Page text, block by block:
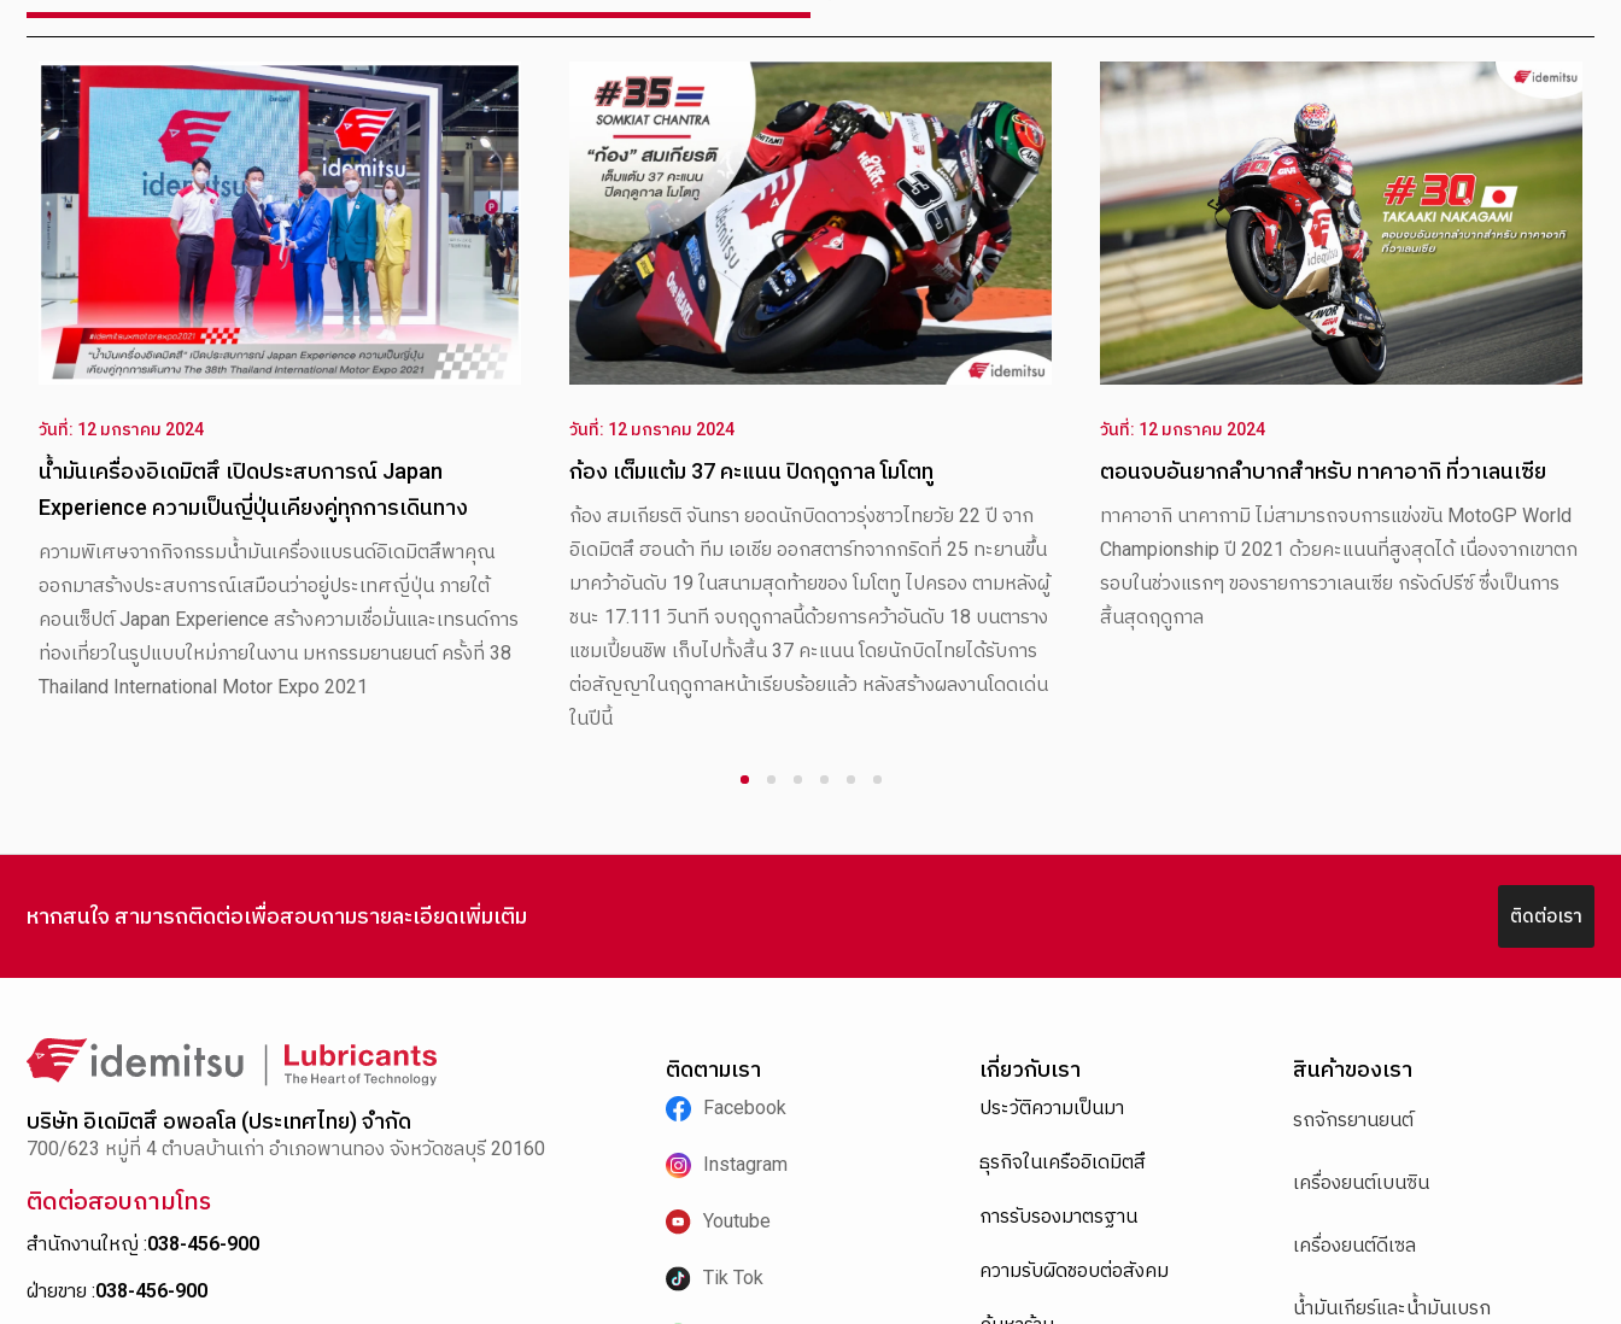
วันที่: 12 มกราคม 2024
ก้อง เต็มแต้ม 37 คะแนน ปิดฤดูกาล โมโตทู
ก้อง สมเกียรติ จันทรา ยอดนักบิดดาวรุ่งชาวไทยวัย 22 ปี จาก
อิเดมิตสึ ฮอนด้า ทีม เอเชีย ออกสตาร์ทจากกริดที่ 25 ทะยานขึ้น
มาคว้าอันดับ 19 ในสนามสุดท้ายของ โมโตทู ไปครอง ตามหลังผู้
ชนะ 17.111 วินาที จบฤดูกาลนี้ด้วยการคว้าอันดับ 18 บนตาราง
แชมเปี้ยนชิพ เก็บไปทั้งสิ้น 37 คะแนน โดยนักบิดไทยได้รับการ
ต่อสัญญาในฤดูกาลหน้าเรียบร้อยแล้ว หลังสร้างผลงานโดดเด่น
วันที่: 12 มกราคม 2024
ตอนจบอันยากลำบากสำหรับ ทาคาอากิ ที่วาเลนเซีย
ทาคาอากิ นาคากามิ ไม่สามารถจบการแข่งขัน MotoGP World
Championship ปี 2021 ด้วยคะแนนที่สูงสุดได้ เนื่องจากเขาตก
รอบในช่วงแรกๆ ของรายการวาเลนเซีย กรังด์ปรีซ์ ซึ่งเป็นการ
สิ้นสุดฤดูกาล
วันที่: 12 มกราคม 2024
ชีวิตบนเส้นด้าย – idemitsu My Way [EP.8] Season 4
อุบัติเหตุคือสิ่งที่ทุกคนภาวนาขออย่าให้เกิดขึ้น แต่คงเป็นไปได้
ยากบนถนนที่พิสูจน์การประลองความเร็ว
หากสนใจ สามารถติดต่อเพื่อสอบถามรายละเอียดเพิ่มเติม ติดต่อเรา
บริษัท อิเดมิตสึ อพอลโล (ประเทศไทย) จำกัด
700/623 หมู่ที่ 4 ตำบลบ้านเก่า อำเภอพานทอง จังหวัดชลบุรี 20160
ติดต่อสอบถามโทร
สำนักงานใหญ่ :038-456-900
ฝ่ายขาย :038-456-900
ติดตามเรา
Facebook
Instagram
Youtube
Tik Tok
เกี่ยวกับเรา
ประวัติความเป็นมา
ธุรกิจในเครืออิเดมิตสึ
การรับรองมาตรฐาน
ความรับผิดชอบต่อสังคม
สินค้าของเรา
รถจักรยานยนต์
เครื่องยนต์เบนซิน
เครื่องยนต์ดีเซล
น้ำมันเกียร์และน้ำมันเบรก